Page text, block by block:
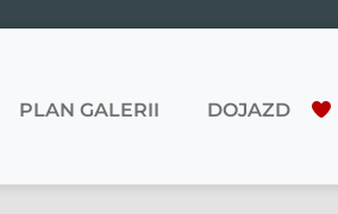
PLAN GALERII DOJAZD